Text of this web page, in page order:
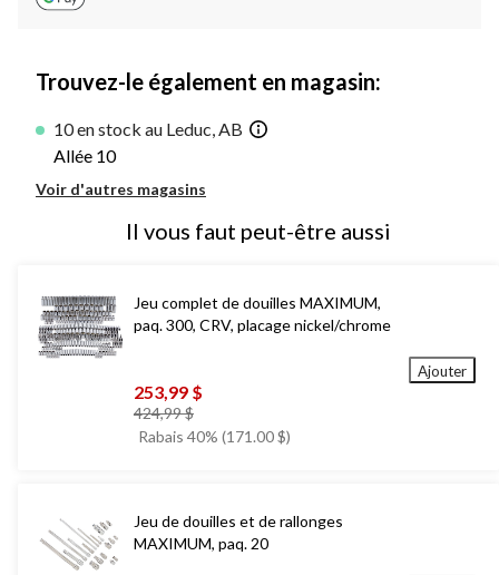
Trouvez-le également en magasin:
10 en stock au Leduc, AB
Allée 10
Voir d'autres magasins
Il vous faut peut-être aussi
Jeu complet de douilles MAXIMUM,
paq. 300, CRV, placage nickel/chrome
253,99 $
424,99 $prix
était
Rabais 40% (171.00 $)
Ajouter
Jeu de douilles et de rallonges
MAXIMUM, paq. 20